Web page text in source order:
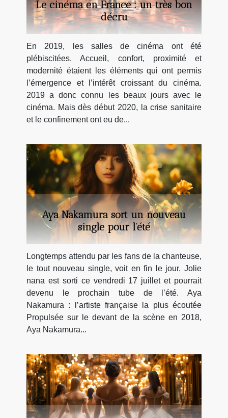
Le cinéma en France : un très bon
décru
En 2019, les salles de cinéma ont été
plébiscitées. Accueil, confort, proximité et
modernité étaient les éléments qui ont permis
l’émergence et l’intérêt croissant du cinéma.
2019 a donc connu les beaux jours avec le
cinéma. Mais dès début 2020, la crise sanitaire
et le confinement ont eu de...
Aya Nakamura sort un nouveau
single pour l’été
Longtemps attendu par les fans de la chanteuse,
le tout nouveau single, voit en fin le jour. Jolie
nana est sorti ce vendredi 17 juillet et pourrait
devenu le prochain tube de l’été. Aya
Nakamura : l’artiste française la plus écoutée
Propulsée sur le devant de la scène en 2018,
Aya Nakamura...